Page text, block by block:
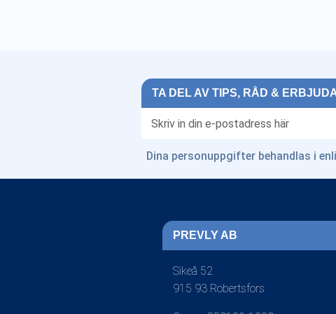
TA DEL AV TIPS, RÅD &
Dina personuppgifter behandlas i
PREVLY AB
Sikeå 52
915 93 Robertsfors